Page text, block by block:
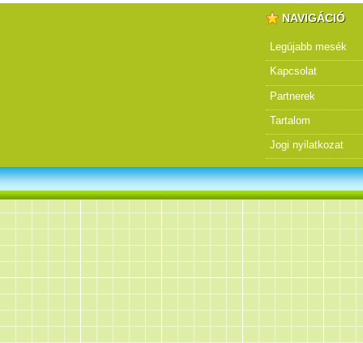
NAVIGÁCIÓ
Legújabb mesék
Kapcsolat
Partnerek
Tartalom
Jogi nyilatkozat